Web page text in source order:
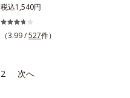
想のメイク下地。化粧ノリ＆もち
UP！ファンデーションの仕上がり
を格上げする、スキンケア発想の化
一に密着”させることで、仕上がり
税込1,540円
（3.99 /527件）
2 次へ